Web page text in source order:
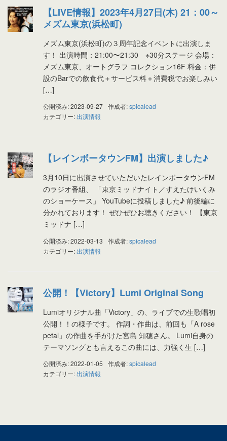
【LIVE情報】2023年4月27日(木) 21：00～
メズム東京(浜松町)
メズム東京(浜松町)の３周年記念イベントに出演しま
す！ 出演時間：21:00〜21:30 ※30分ステージ 会場：
メズム東京、オートグラフ コレクション16F 料金：併
設のBarでの飲食代＋サービス料＋消費税でお楽しみい
[…]
公開済み: 2023-09-27 作成者:spicalead
カテゴリー:出演情報
【レインボータウンFM】出演しました♪
3月10日に出演させていただいたレインボータウンFM
のラジオ番組、 「東京ミッドナイト／すえたけいくみ
のショーケース」 YouTubeに投稿しました♪ 前後編に
分かれております！ ぜひぜひお聴きください！ 【東京
ミッドナ […]
公開済み: 2022-03-13 作成者:spicalead
カテゴリー:出演情報
公開！【Victory】Lumi Original Song
Lumiオリジナル曲「Victory」の、ライブでの生歌唱初
公開！！の様子です。 作詞・作曲は、前回も「A rose
petal」の作曲を手がけた宮島 知穂さん。 Lumi自身の
テーマソングとも言えるこの曲には、力強く生 […]
公開済み: 2022-01-05 作成者:spicalead
カテゴリー:出演情報